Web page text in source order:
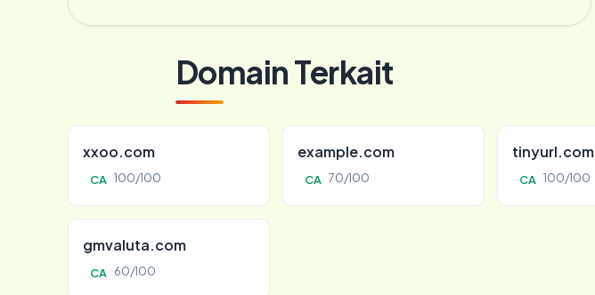
Domain Terkait
xxoo.com
CA 100/100
example.com
CA 70/100
tinyurl.com
CA 100/100
gmvaluta.com
CA 60/100